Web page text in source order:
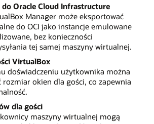
Oracle Cloud Infrastructure
Manager może eksportować
do OCI jako instancje emulowane
bez konieczności
tej samej maszyny wirtualnej.
VirtualBox
doświadczeniu użytkownika można
rozmiar okien dla gości, co zapewnia
dla gości
maszyny wirtualnej mogą